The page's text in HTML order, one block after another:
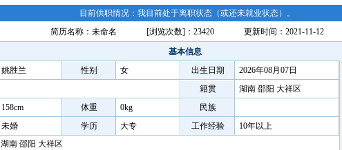
目前供职情况：我目前处于离职状态（或还未就业状态）。
简历名称：未命名
[浏览次数]：23420 更新时间：2021-11-12
基本信息
姚胜兰 性别 女 出生日期
2026年08月07日
籍贯
湖南 邵阳 大祥区
158cm 体重 0kg
民族
未婚 学历 大专 工作经验
10年以上
湖南 邵阳 大祥区